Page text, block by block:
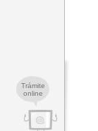
Trámite
online